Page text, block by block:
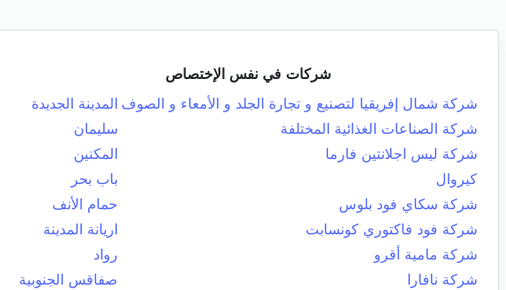
شركات في نفس الإختصاص
شركة شمال إفريقيا لتصنيع و تجارة الجلد و الأمعاء و الصوف المدينة الجديدة
شركة الصناعات الغذائية المختلفة
سليمان
شركة ليس اجلانتين فارما
المكنين
كيروال
باب بحر
شركة سكاي فود بلوس
حمام الأنف
شركة فود فاكتوري كونسابت
اريانة المدينة
شركة مامية أقرو
رواد
شركة نافارا
صفاقس الجنوبية